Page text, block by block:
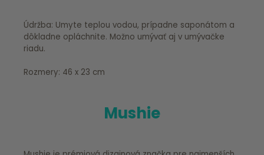
Údržba: Umyte teplou vodou, prípadne saponátom a
dôkladne opláchnite. Možno umývať aj v umývačke
riadu.
Rozmery: 46 x 23 cm
Mushie